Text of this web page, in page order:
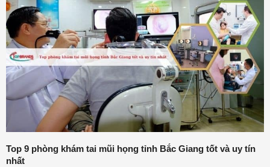
Top 9 phòng khám tai mũi họng tỉnh Bắc Giang tốt và uy tín
nhất